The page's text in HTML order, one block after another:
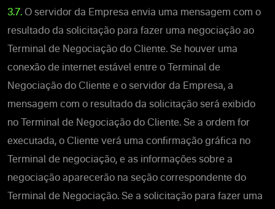
3.7. O servidor da Empresa envia uma mensagem com o
resultado da solicitação para fazer uma negociação ao
Terminal de Negociação do Cliente. Se houver uma
conexão de internet estável entre o Terminal de
Negociação do Cliente e o servidor da Empresa, a
mensagem com o resultado da solicitação será exibido
no Terminal de Negociação do Cliente. Se a ordem for
executada, o Cliente verá uma confirmação gráfica no
Terminal de negociação, e as informações sobre a
negociação aparecerão na seção correspondente do
Terminal de Negociação. Se a solicitação para fazer uma